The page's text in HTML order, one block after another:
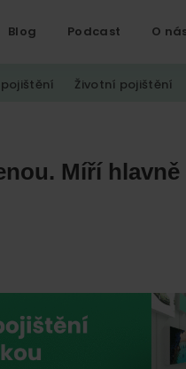
Blog Podcast O
Životní pojištění
Míří